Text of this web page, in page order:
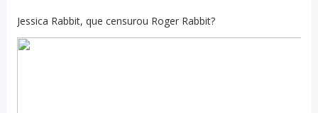
Jessica Rabbit, que censurou Roger Rabbit?